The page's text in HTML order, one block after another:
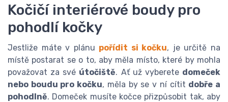
Kočičí interiérové boudy pro
pohodlí kočky
Jestliže máte v plánu pořídit si kočku, je určitě na
místě postarat se o to, aby měla místo, které by mohla
považovat za své útočiště. Ať už vyberete domeček
nebo boudu pro kočku, měla by se v ní cítit dobře a
pohodlně. Domeček musíte kočce přizpůsobit tak, aby